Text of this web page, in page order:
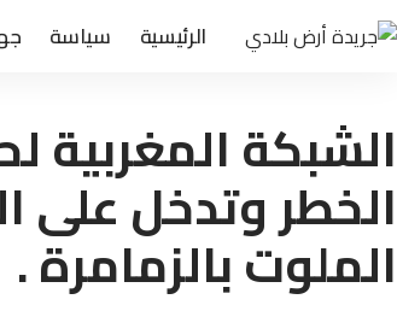
الرئيسية سياسة
الشبكة
الخطر وتدخل
الملوت بالزمامرة .